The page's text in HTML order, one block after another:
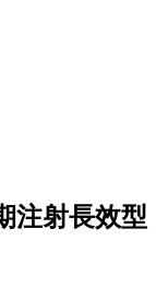
注射長效型